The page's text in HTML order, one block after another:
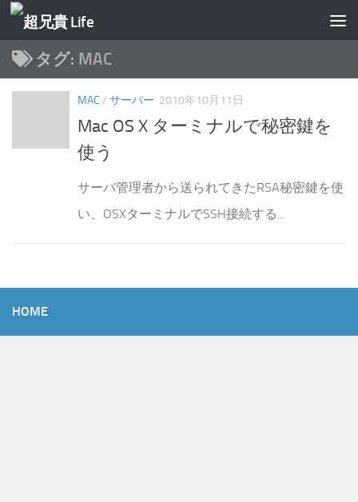
コンテンツへスキップ
タグ: MAC
MAC / サーバー 2010年10月11日
Mac OS X ターミナルで秘密鍵を
使う
サーバ管理者から送られてきたRSA秘密鍵を使
い、OSXターミナルでSSH接続する...
HOME